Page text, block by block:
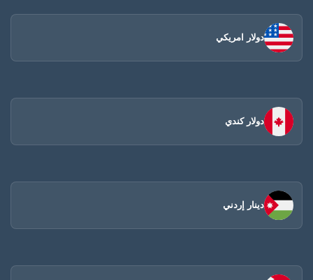
دولار امريكي
دولار كندي
دينار إردني